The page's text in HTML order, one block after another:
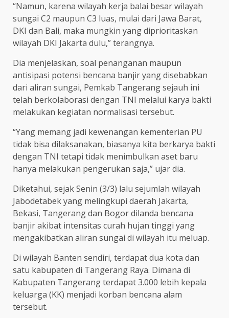
“Namun, karena wilayah kerja balai besar wilayah
sungai C2 maupun C3 luas, mulai dari Jawa Barat,
DKI dan Bali, maka mungkin yang diprioritaskan
wilayah DKI Jakarta dulu,” terangnya.
Dia menjelaskan, soal penanganan maupun
antisipasi potensi bencana banjir yang disebabkan
dari aliran sungai, Pemkab Tangerang sejauh ini
telah berkolaborasi dengan TNI melalui karya bakti
melakukan kegiatan normalisasi tersebut.
“Yang memang jadi kewenangan kementerian PU
tidak bisa dilaksanakan, biasanya kita berkarya bakti
dengan TNI tetapi tidak menimbulkan aset baru
hanya melakukan pengerukan saja,” ujar dia.
Diketahui, sejak Senin (3/3) lalu sejumlah wilayah
Jabodetabek yang melingkupi daerah Jakarta,
Bekasi, Tangerang dan Bogor dilanda bencana
banjir akibat intensitas curah hujan tinggi yang
mengakibatkan aliran sungai di wilayah itu meluap.
Di wilayah Banten sendiri, terdapat dua kota dan
satu kabupaten di Tangerang Raya. Dimana di
Kabupaten Tangerang terdapat 3.000 lebih kepala
keluarga (KK) menjadi korban bencana alam
tersebut.